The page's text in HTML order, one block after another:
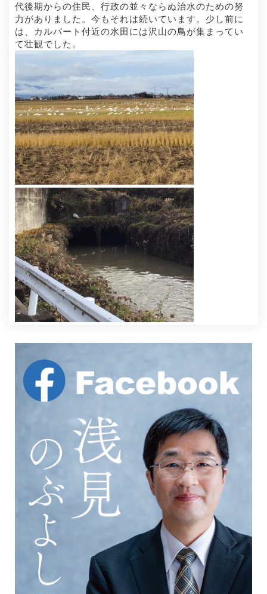
代後期からの住民、行政の並々ならぬ治水のための努
力がありました。今もそれは続いています。少し前に
は、カルバート付近の水田には沢山の鳥が集まってい
て壮観でした。